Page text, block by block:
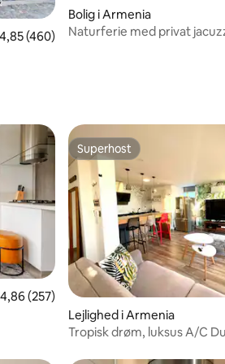
omtaler
ud af 5 i gennemsnitlig bedømmelse,
4,85 (460)
Bolig i Armenia
Naturferie med privat
ud af 5 i gennemsnitlig
4,86 (257)
Superhost
Superhost
Lejlighed i Armenia
Tropisk drøm, luksus A/C